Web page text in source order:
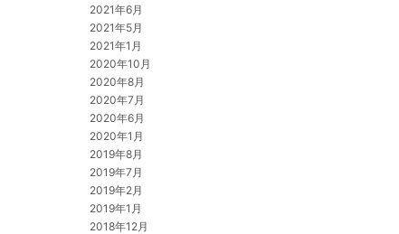
2021年6月
2021年5月
2021年1月
2020年10月
2020年8月
2020年7月
2020年6月
2020年1月
2019年8月
2019年7月
2019年2月
2019年1月
2018年12月